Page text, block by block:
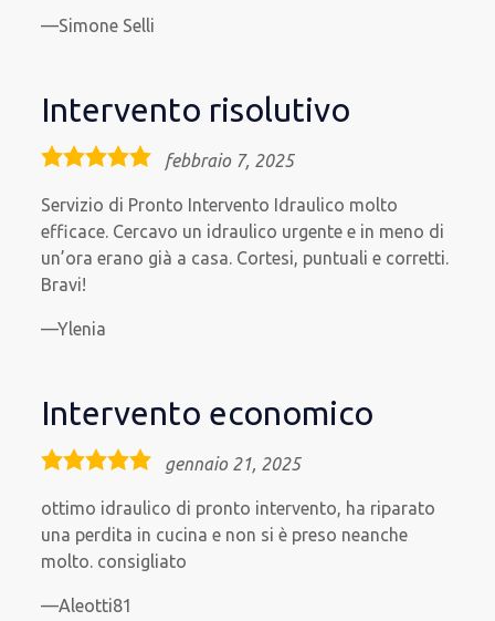
Simone Selli
Intervento risolutivo
5,0
febbraio 7, 2025
Servizio di Pronto Intervento Idraulico molto
efficace. Cercavo un idraulico urgente e in meno di
un’ora erano già a casa. Cortesi, puntuali e corretti.
Bravi!
Ylenia
Intervento economico
5,0
gennaio 21, 2025
ottimo idraulico di pronto intervento, ha riparato
una perdita in cucina e non si è preso neanche
molto. consigliato
Aleotti81